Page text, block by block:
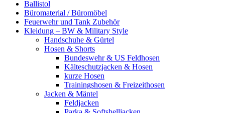
Ballistol
Büromaterial / Büromöbel
Feuerwehr und Tank Zubehör
Kleidung – BW & Military Style
Handschuhe & Gürtel
Hosen & Shorts
Bundeswehr & US Feldhosen
Kälteschutzjacken & Hosen
kurze Hosen
Trainingshosen & Freizeithosen
Jacken & Mäntel
Feldjacken